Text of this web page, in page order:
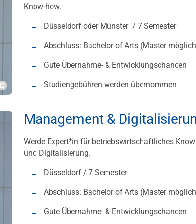
Copyright
Know-how.
Düsseldorf oder Münster / 7 Semester
Abschluss: Bachelor of Arts (Master
Gute Übernahme- & Entwicklungschancen
Studiengebühren werden übernommen
Management &
Werde Expert*in für betriebswirtschaftliches
und Digitalisierung.
Düsseldorf / 7 Semester
Abschluss: Bachelor of Arts (Master
Gute Übernahme- & Entwicklungschancen